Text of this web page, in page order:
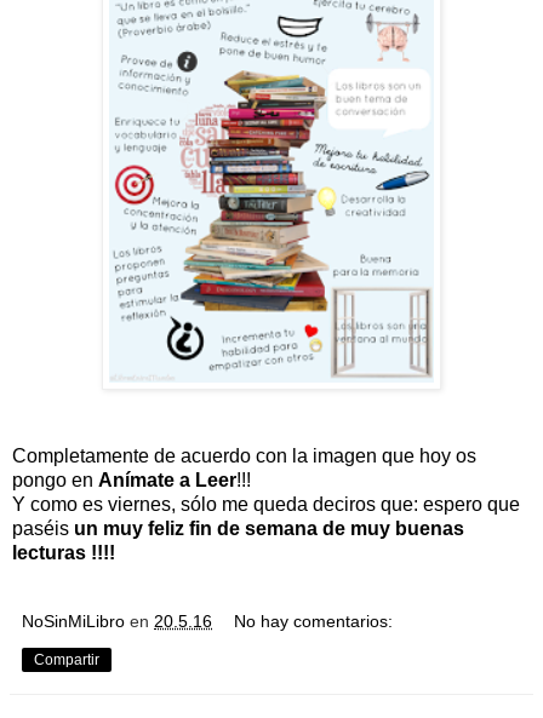
Completamente de acuerdo con la imagen que hoy os
pongo en Anímate a Leer!!!
Y como es viernes, sólo me queda deciros que: espero que
paséis un muy feliz fin de semana de muy buenas
lecturas !!!!
NoSinMiLibro en 20.5.16 No hay comentarios:
Compartir